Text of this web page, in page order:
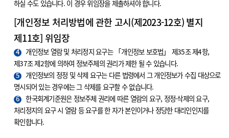
하실 수도 있습니다. 이 경우 위임장을 제출하셔야 합니다.
[개인정보 처리방법에 관한 고시(제2023-12호) 별지
제11호] 위임장
4
개인정보 열람 및 처리정지 요구는 「개인정보 보호법」 제35조 제4항,
제37조 제2항에 의하여 정보주체의 권리가 제한 될 수 있습니다.
5
개인정보의 정정 및 삭제 요구는 다른 법령에서 그 개인정보가 수집 대상으로
명시되어 있는 경우에는 그 삭제를 요구할 수 없습니다.
6
한국회계기준원은 정보주체 권리에 따른 열람의 요구, 정정·삭제의 요구,
처리정지의 요구 시 열람 등 요구를 한 자가 본인이거나 정당한 대리인인지를
확인합니다.